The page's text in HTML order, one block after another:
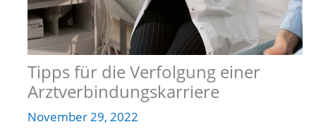
Tipps für die Verfolgung einer
Arztverbindungskarriere
November 29, 2022